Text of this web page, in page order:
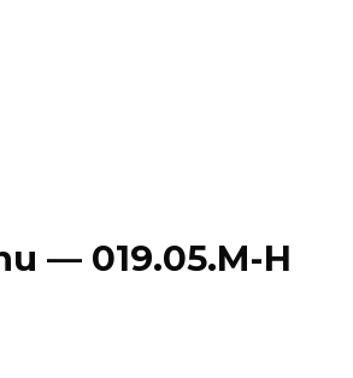
— 019.05.M-H